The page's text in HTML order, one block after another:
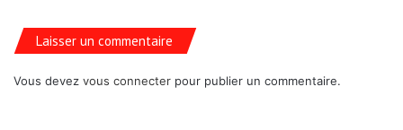
Laisser un commentaire
Vous devez vous connecter pour publier un commentaire.